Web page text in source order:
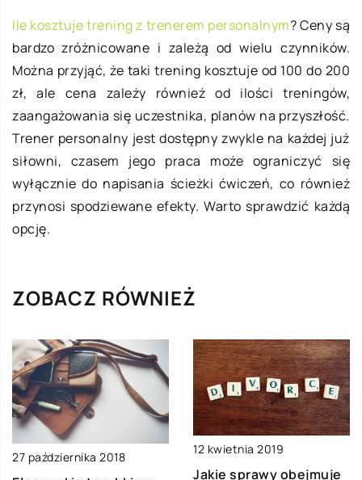
Ile kosztuje trening z trenerem personalnym? Ceny są
bardzo zróżnicowane i zależą od wielu czynników.
Można przyjąć, że taki trening kosztuje od 100 do 200
zł, ale cena zależy również od ilości treningów,
zaangażowania się uczestnika, planów na przyszłość.
Trener personalny jest dostępny zwykle na każdej już
siłowni, czasem jego praca może ograniczyć się
wyłącznie do napisania ścieżki ćwiczeń, co również
przynosi spodziewane efekty. Warto sprawdzić każdą
opcję.
ZOBACZ RÓWNIEŻ
27 października 2018
12 kwietnia 2019
Jakie sprawy obejmuje